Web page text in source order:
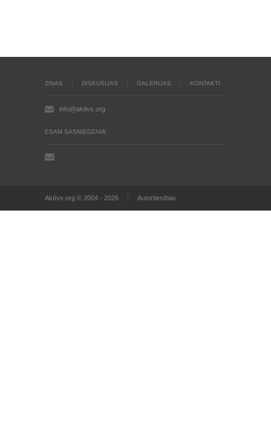
ZIŅAS DISKUSIJAS GALERIJAS KONTAKTI
info@aktivs.org
ESAM SASNIEDZAMI
Aktīvs.org © 2004 - 2026 Autortiesības